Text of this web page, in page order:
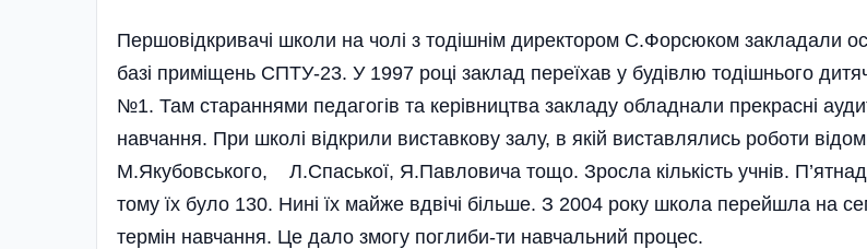
Першовідкри­вачі школи на чолі з тодішнім директором С.Форсюком закладали
базі приміщень СПТУ-23. У 1997 році заклад переїхав у будівлю тодішнього
№1. Там стараннями педагогів та керівництва закладу обладнали прекрасні
навчання. При школі відкрили виставкову залу, в якій виставлялись роботи
М.Якубовського, Л.Спаської, Я.Павловича тощо. Зросла кількість учнів.
тому їх було 130. Нині їх майже вдвічі більше. З 2004 року школа перейшла на
термін навчання. Це дало змогу поглиби­-ти навчальний процес.